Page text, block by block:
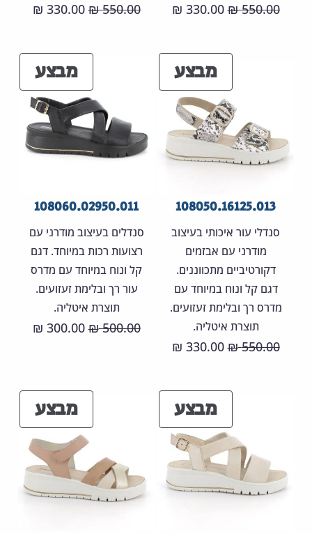
550.00
₪ המחיר
היה:
550.00 ₪.
330.00
₪
המחיר
הוא:
550.00
₪ המחיר
היה:
550.00 ₪.
330.00
₪
הוא:
מבצעמוצרים
במבצע
108050.16125.013
סנדלי עור איכותי בעיצוב
מודרני עם אבזמים
דקורטיביים מתכווננים.
דגם קל ונוח במיוחד עם
מדרס רך ובלימת זעזועים.
תוצרת איטליה.
550.00
₪ המחיר
היה:
550.00 ₪.
330.00
₪
הוא:
מבצע
108060.02950.011
סנדלים בעיצוב מודרני עם
רצועות רכות במיוחד. דגם
קל ונוח במיוחד עם מדרס
עור רך ובלימת זעזועים.
תוצרת איטליה.
500.00
₪ המחיר
500.00 ₪.
300.00
₪
₪.
מבצעמוצרים
במבצע
מבצע